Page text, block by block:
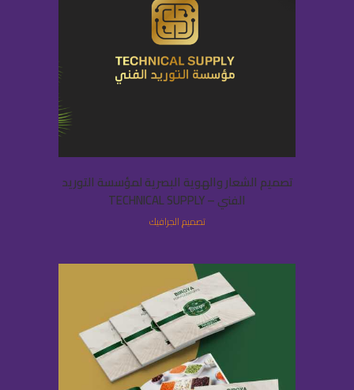
تصميم الشعار والهوية البصرية لمؤسسة التوريد
الفني – TECHNICAL SUPPLY
تصميم الجرافيك